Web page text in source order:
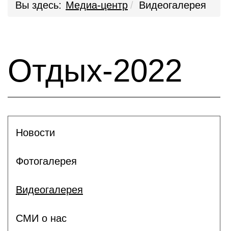
Вы здесь: Медиа-центр Видеогалерея
Отдых-2022
Новости
Фотогалерея
Видеогалерея
СМИ о нас